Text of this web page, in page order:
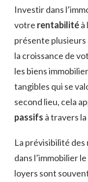
Investir dans
votre rentabilitéà
présente
la croissance de
les biens
tangibles qui se
second lieu, cela
passifs à travers
La prévisibilité
dans l’immobilier
loyers sont